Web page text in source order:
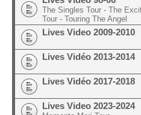
The Singles Tour - The
Tour - Touring The Angel
Lives Video 2009-2010
Lives Vidéo 2013-2014
Lives Vidéo 2017-2018
Lives Video 2023-2024